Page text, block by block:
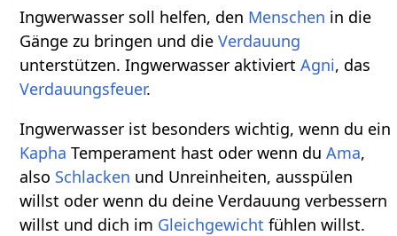
Ingwerwasser soll helfen, den Menschen in die
Gänge zu bringen und dieVerdauung
unterstützen. Ingwerwasser aktiviertAgni, das
Verdauungsfeuer.
Ingwerwasser ist besonders wichtig, wenn du ein
Kapha Temperament hast oder wenn duAma,
also Schlacken und Unreinheiten, ausspülen
willst oder wenn du deine Verdauung verbessern
willst und dich im Gleichgewicht fühlen willst.